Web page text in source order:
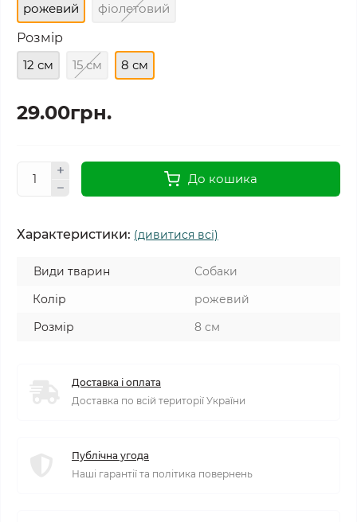
рожевий
фіолетовий
Розмір
12 см
15 см 8 см
29.00грн.
До кошика
Характеристики: (дивитися всі)
Види тварин
Собаки
Колір
рожевий
Розмір
8 см
Доставка і оплата
Доставка по всій території України
Публічна угода
Наші гарантії та політика повернень